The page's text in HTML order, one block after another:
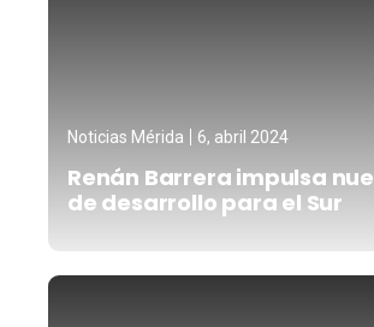
Noticias Mérida 6, abril 2024
Renán Barrera impulsa
de desarrollo para el Sur